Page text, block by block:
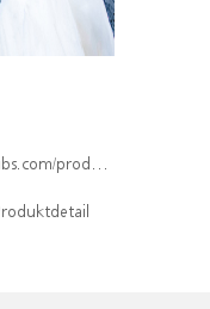
isin/DE000UH84UM5